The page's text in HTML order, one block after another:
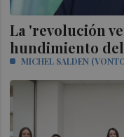
La 'revolución
hundimiento
MICHEL SALDEN